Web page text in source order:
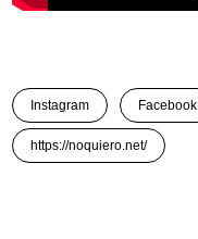
Instagram Facebook
https://noquiero.net/